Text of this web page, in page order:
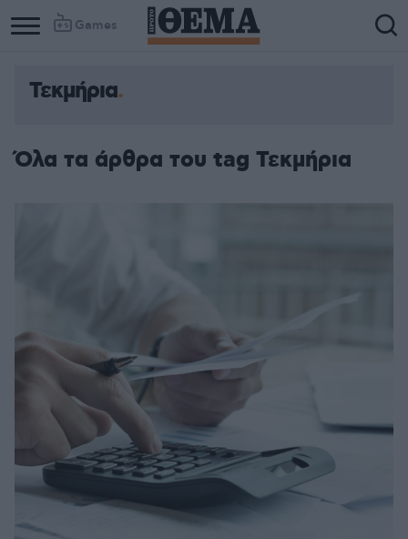
Games
Τεκμήρια
Όλα τα άρθρα του tag Τεκμήρια